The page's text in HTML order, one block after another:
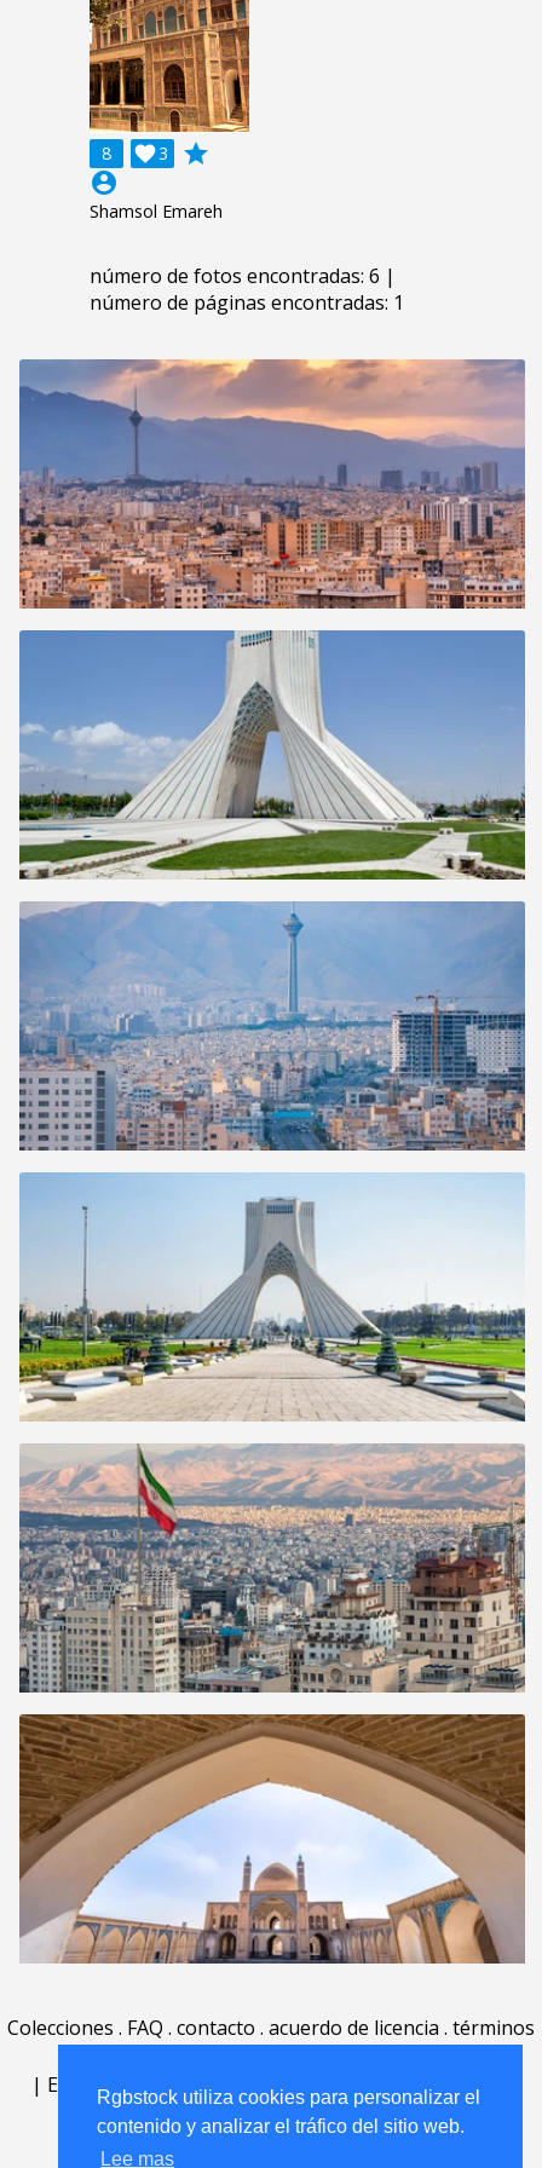
Rgbstock utiliza cookies para personalizar el
contenido y analizar el tráfico del sitio web.
Lee mas
Rgbstock utiliza cookies para personalizar el
contenido y analizar el tráfico del sitio web.
Lee mas
8 3

grade
account_circle
Shamsol Emareh
número de fotos encontradas: 6 |
número de páginas encontradas: 1
Colecciones . FAQ . contacto . acuerdo de licencia . términos
| English | Deutsch| Español Português
Nederlands|